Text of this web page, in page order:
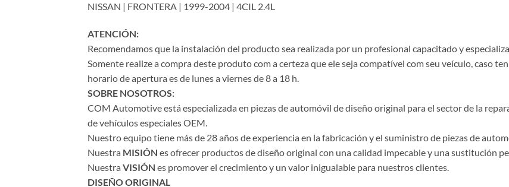
NISSAN | FRONTERA | 1999-2004 | 4CIL 2.4L
ATENCIÓN:
Recomendamos que la instalación del producto sea realizada por un profesional capacitado y
Somente realize a compra deste produto com a certeza que ele seja compatível com seu veículo, caso
horario de apertura es de lunes a viernes de 8 a 18 h.
SOBRE NOSOTROS:
COM Automotive está especializada en piezas de automóvil de diseño original para el sector de la
de vehículos especiales OEM.
Nuestro equipo tiene más de 28 años de experiencia en la fabricación y el suministro de piezas de
Nuestra MISIÓN es ofrecer productos de diseño original con una calidad impecable y una sustitución
Nuestra VISIÓN es promover el crecimiento y un valor inigualable para nuestros clientes.
DISEÑO ORIGINAL